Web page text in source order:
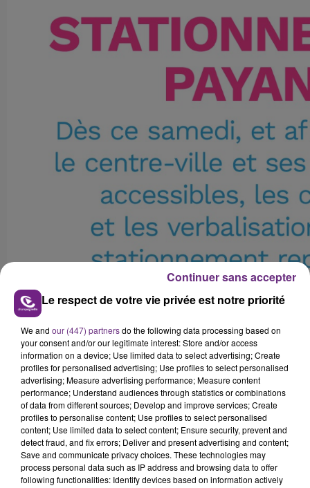
FIL D'ACTUS
Le respect de votre vie privée est notre priorité
We and our (447) partnersdo the following data processing based on
your consent and/or our legitimate interest: Store and/or access
information on a device; Use limited data to select advertising; Create
profiles for personalised advertising; Use profiles to select personalised
advertising; Measure advertising performance; Measure content
performance; Understand audiences through statistics or combinations
of data from different sources; Develop and improve services; Create
profiles to personalise content; Use profiles to select personalised
content; Use limited data to select content; Ensure security, prevent and
detect fraud, and fix errors; Deliver and present advertising and content;
Save and communicate privacy choices. These technologies may
process personal data such as IP address and browsing data to offer
following functionalities: Identify devices based on information actively
Continuer sans accepter